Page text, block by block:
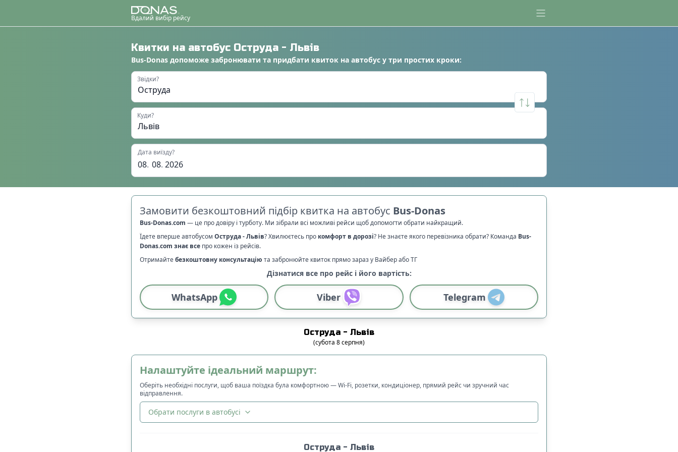
Вдалий вибір рейсу
Квитки на автобус Оструда - Львів
Bus-Donas допоможе забронювати та придбати квиток на автобус у три простих кроки:
Звідки?
Куди?
Дата виїзду?
08. 08. 2026
Замовити безкоштовний підбір квитка на автобус Bus-Donas
Bus-Donas.com — це про довіру і турботу. Ми зібрали всі можливі рейси щоб допомогти обрати найкращий.
Їдете вперше автобусом Оструда-Львів? Хвилюєтесь про комфорт в дорозі? Не знаєте якого перевізника обрати? Команда Bus-
Donas.com знає все про кожен із рейсів.
Отримайтебезкоштовну консультацію та забронюйте квиток прямо зараз у Вайбер або ТГ
Дізнатися все про рейс і його вартість:
WhatsApp Viber Telegram
Оструда - Львів
(субота 8серпня)
Налаштуйте ідеальний маршрут:
Оберіть необхідні послуги, щоб ваша поїздка була комфортною — Wi-Fi, розетки, кондиціонер, прямий рейс чи зручний час
відправлення.
Обрати послуги в автобусі
Оструда - Львів